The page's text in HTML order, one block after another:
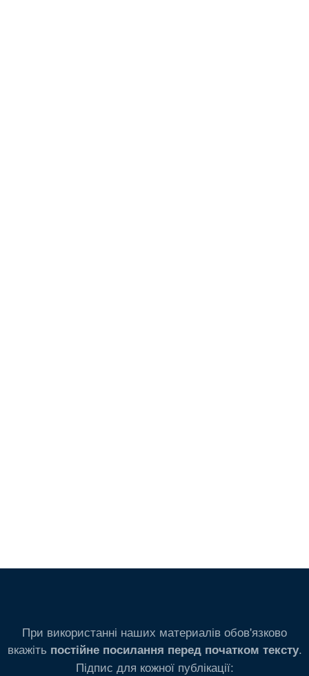
При використанні наших материалів обов'язково
вкажіть постійне посилання перед початком тексту.
Підпис для кожної публікації: